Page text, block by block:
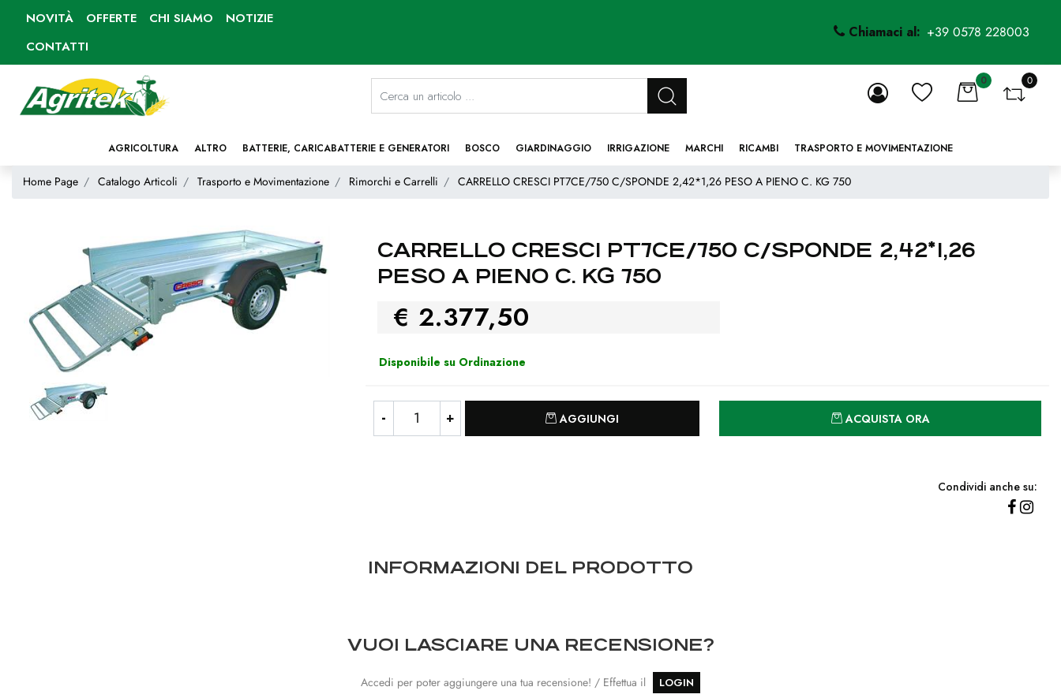
NOVITÀ OFFERTE CHI SIAMO
NOTIZIE
CONTATTI
Chiamaci al: +39 0578 228003
La modifica di un filtro aggiorna automaticamente gli altri filtri disponibili. 0 0
AGRICOLTURA ALTRO BATTERIE, CARICABATTERIE E GENERATORI BOSCO GIARDINAGGIO IRRIGAZIONE MARCHI RICAMBI TRASPORTO E MOVIMENTAZIONE
Home Page Catalogo Articoli Trasporto e Movimentazione Rimorchi e Carrelli CARRELLO CRESCI PT7CE/750 C/SPONDE 2,42*1,26 PESO A PIENO C. KG 750
CARRELLO CRESCI PT7CE/750 C/SPONDE 2,42*1,26
PESO A PIENO C. KG 750
€ 2.377,50
Disponibile su Ordinazione
AGGIUNGI ACQUISTA ORA
Condividi anche su:
INFORMAZIONI DEL PRODOTTO
VUOI LASCIARE UNA RECENSIONE?
Accedi per poter aggiungere una tua recensione! / Effettua il LOGIN